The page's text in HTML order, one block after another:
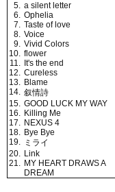
5. a silent letter
6. Ophelia
7. Taste of love
8. Voice
9. Vivid Colors
10. flower
11. It's the end
12. Cureless
13. Blame
14. 叙情詩
15. GOOD LUCK MY WAY
16. Killing Me
17. NEXUS 4
18. Bye Bye
19. ミライ
20. Link
21. MY HEART DRAWS A
DREAM